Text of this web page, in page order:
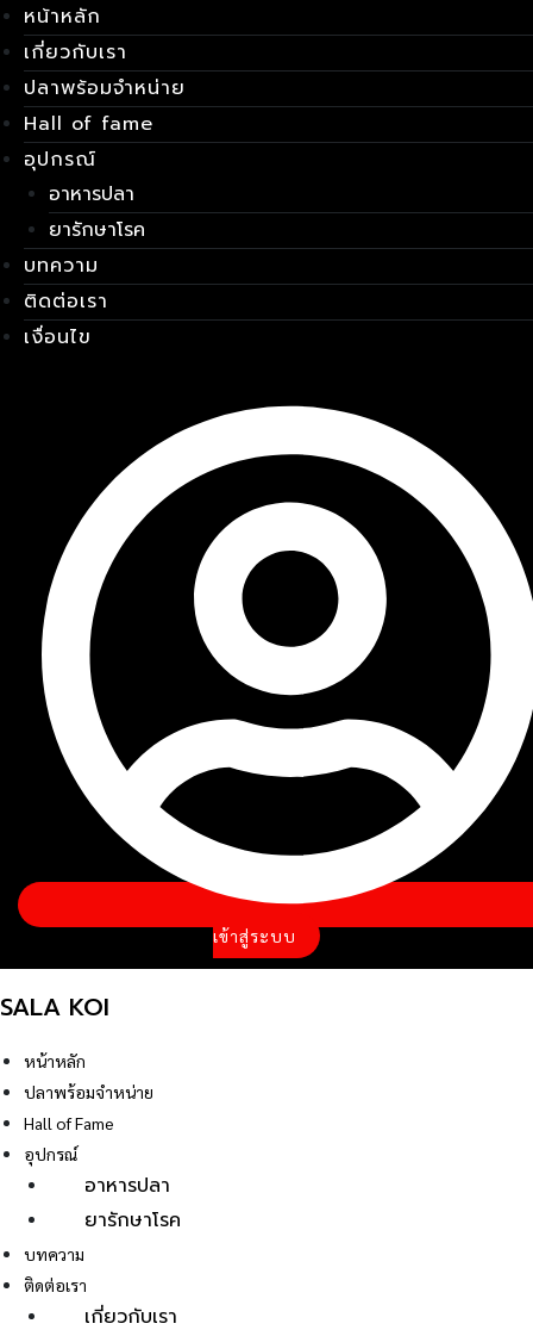
Skip
to
content
หน้าหลัก
เกี่ยวกับเรา
ปลาพร้อมจำหน่าย
Hall of fame
อุปกรณ์
อาหารปลา
ยารักษาโรค
บทความ
ติดต่อเรา
เงื่อนไข
เข้าสู่ระบบ
SALA KOI
หน้าหลัก
ปลาพร้อมจำหน่าย
Hall of Fame
อุปกรณ์
อาหารปลา
ยารักษาโรค
บทความ
ติดต่อเรา
เกี่ยวกับเรา
เมนู